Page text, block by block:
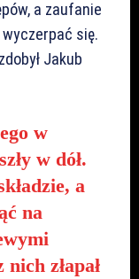
a zaufanie
się.
Jakub
w
w dół.
a
na
złapał